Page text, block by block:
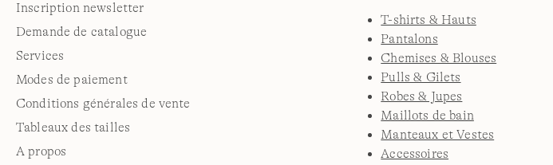
Inscription newsletter
Demande de catalogue
Services
Modes de paiement
Conditions générales de vente
Tableaux des tailles
A propos
T-shirts & Hauts
Pantalons
Chemises & Blouses
Pulls & Gilets
Robes & Jupes
Maillots de bain
Manteaux et Vestes
Accessoires